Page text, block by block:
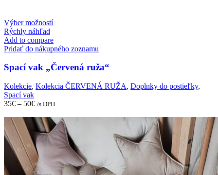
on
product
page
Výber možnostíThis
has
multiple
The
may
be
chosen
the
product
page
Rýchly náhľad
Add to compare
Pridať do nákupného zoznamu
Spací vak „Červená ruža“
Kolekcie, Kolekcia ČERVENÁ RUŽA, Doplnky do postieľky,
Spací vak
35€ – 50€ /s DPH